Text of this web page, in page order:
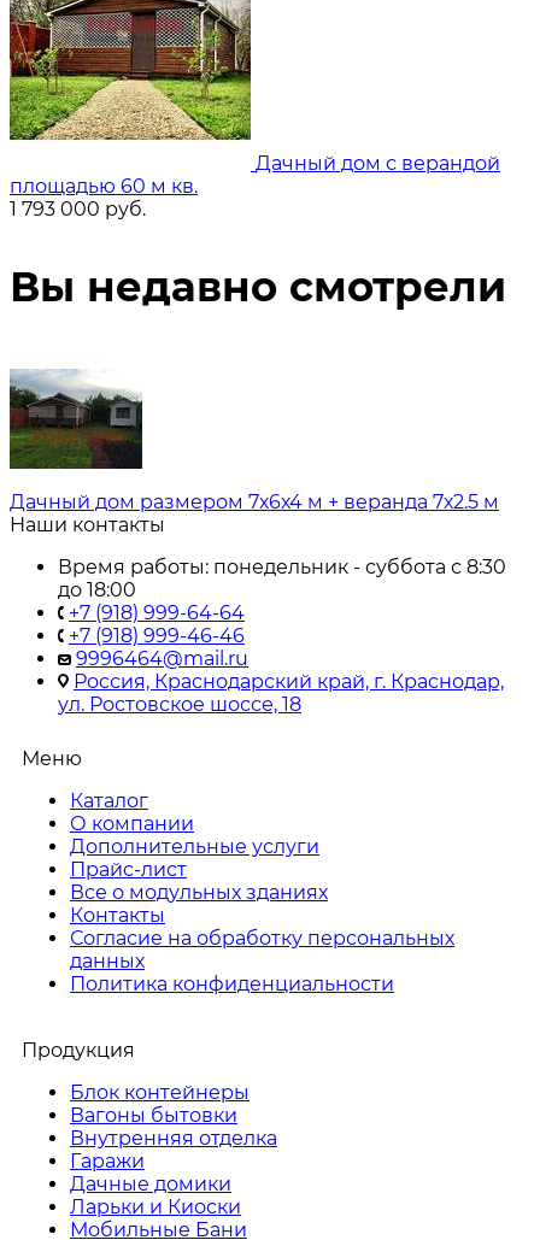
Дачный дом с верандой
площадью 60 м кв.
1 793 000 руб.
Вы недавно смотрели
Дачный дом размером 7х6х4 м + веранда 7х2.5 м
Наши контакты
Время работы: понедельник - суббота с 8:30
до 18:00
+7 (918) 999-64-64
+7 (918) 999-46-46
9996464@mail.ru
Россия, Краснодарский край, г. Краснодар,
ул. Ростовское шоссе, 18
Меню
Каталог
О компании
Дополнительные услуги
Прайс-лист
Все о модульных зданиях
Контакты
Согласие на обработку персональных
данных
Политика конфиденциальности
Продукция
Блок контейнеры
Вагоны бытовки
Внутренняя отделка
Гаражи
Дачные домики
Ларьки и Киоски
Мобильные Бани